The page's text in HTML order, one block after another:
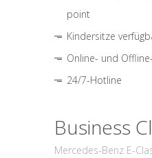
point
Kindersitze
Online- und
24/7-Hotline
Business
Mercedes-Benz E-